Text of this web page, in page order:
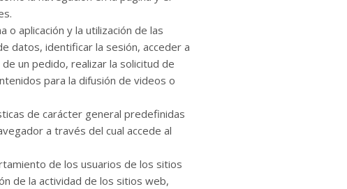
o aplicación y la utilización de las
datos, identificar la sesión, acceder a
un pedido, realizar la solicitud de
para la difusión de videos o
de carácter general predefinidas
a través del cual accede al
de los usuarios de los sitios
de la actividad de los sitios web,